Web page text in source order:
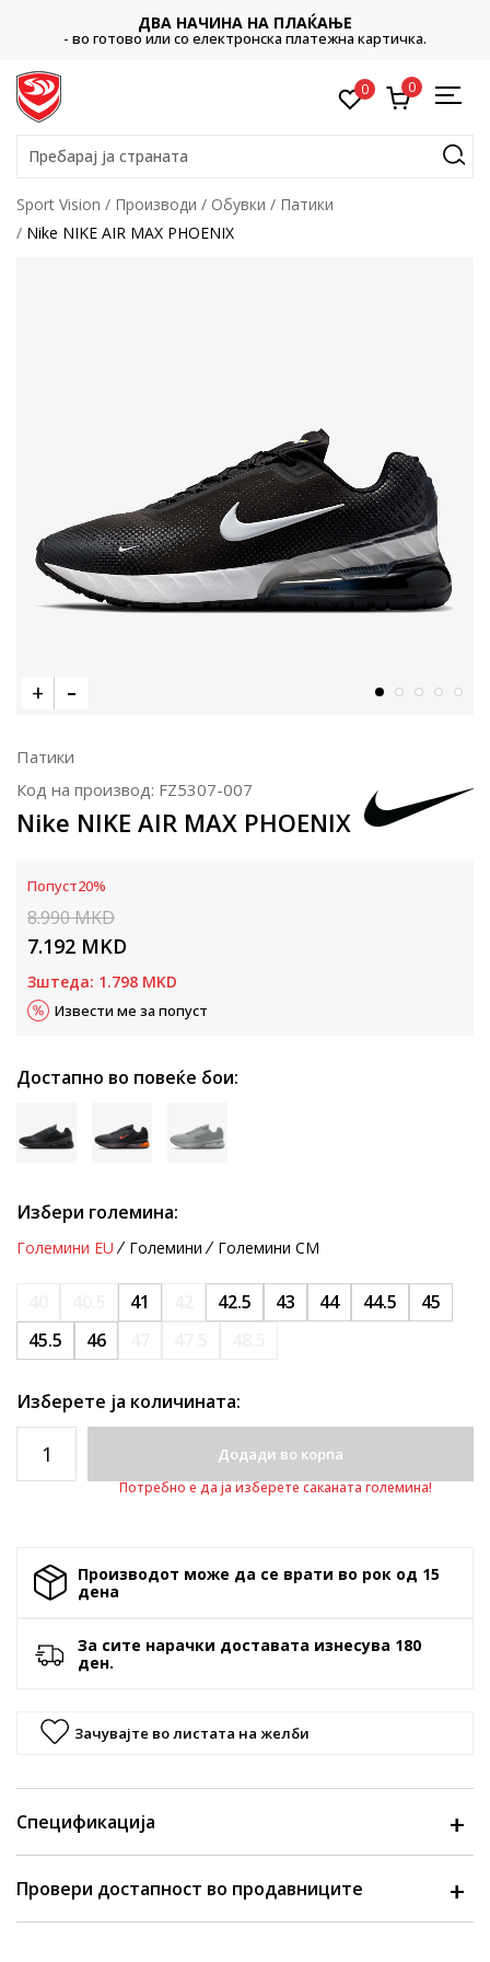
ДВА НАЧИНА НА ПЛАЌАЊЕ
- во готово или со електронска платежна картичка.
0 0
Пребарај ја страната
Sport Vision Производи Обувки
Патики
Nike NIKE AIR MAX PHOENIX
Патики
Код на производ: FZ5307-007
Nike NIKE AIR MAX PHOENIX
Попуст20%
8.990MKD
7.192 MKD
Зштеда: 1.798 MKD
Извести ме за попуст
Достапно во повеќе бои:
Избери големина:
Големини EU Големини Големини CM
41 42.5 43 44 44.5
45
45.5
46
Изберете ја количината:
Додади во корпа
Потребно е да ја изберете саканата големина!
Производот може да се врати во рок од 15
денa
За сите нарачки доставата изнесува 180
ден.
Зачувајте во листата на желби
Спецификација
Провери достапност во продавниците